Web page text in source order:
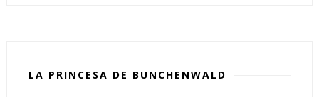
LA PRINCESA DE BUNCHENWALD